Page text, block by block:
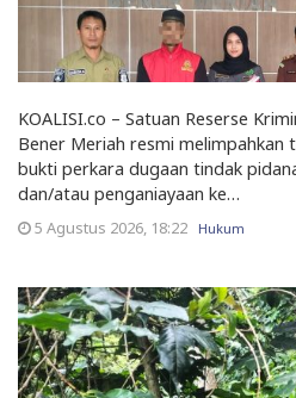
KOALISI.co – Satuan Reserse
Bener Meriah resmi melimpahkan
bukti perkara dugaan tindak
dan/atau penganiayaan ke…
5 Agustus 2026, 18:22 Hukum